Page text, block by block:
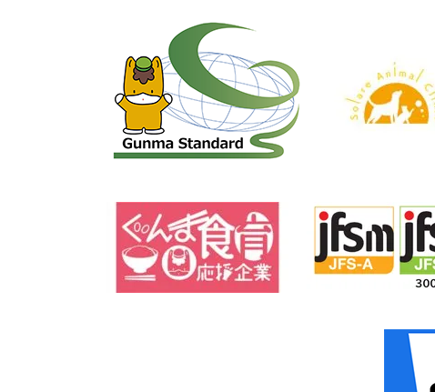
ブログ
雑誌掲載情報